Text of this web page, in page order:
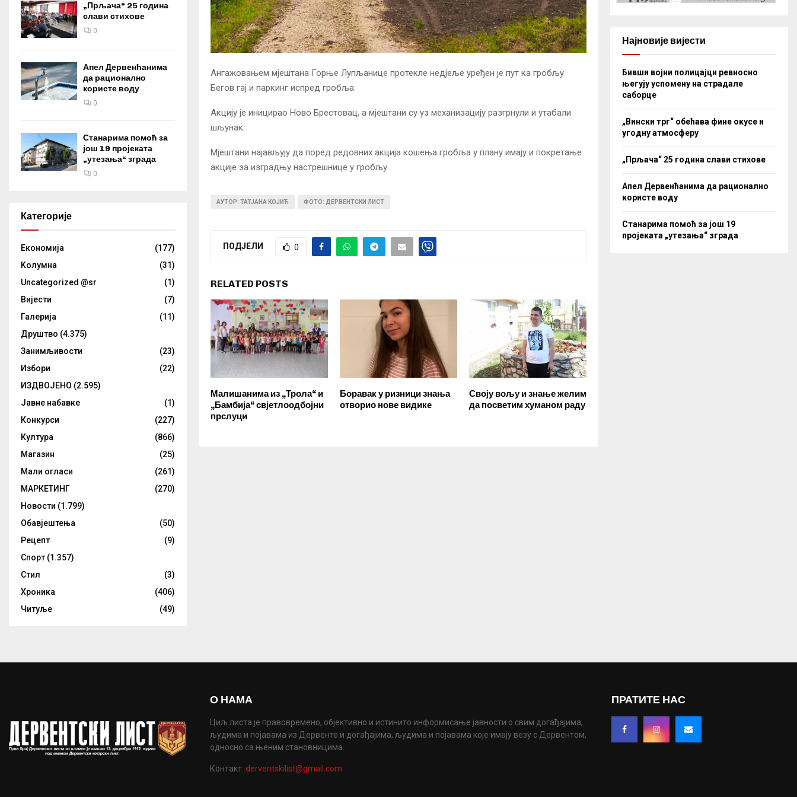
Ангажовањем мјештана Горње Лупљанице протекле недјеље уређен је пут ка гробљу
Бегов гај и паркинг испред гробља.
Акцију је иницирао Ново Брестовац, а мјештани су уз механизацију разгрнули и утабали
шљунак.
Мјештани најављују да поред редовних акција кошења гробља у плану имају и покретање
акције за изградњу настрешнице у гробљу.
АУТОР: ТАТЈАНА КОЈИЋ ФОТО: ДЕРВЕНТСКИ ЛИСТ
ПОДЈЕЛИ 0
RELATED POSTS
Малишанима из „Трола“ и
„Бамбија“ свјетлоодбојни
прслуци
Боравак у ризници знања
отворио нове видике
Своју вољу и знање желим
да посветим хуманом раду
„Прљача“ 25 година
слави стихове
0
Апел Дервенћанима
да рационално
користе воду
0
Станарима помоћ за
још 19 пројеката
„утезања“ зграда
0
Категорије
Eкономија
(177)
Kолумнa
(31)
Uncategorized @sr
(1)
Вијести
(7)
Галерија
(11)
Друштво (4.375)
Занимљивости
(23)
Избори
(22)
ИЗДВОЈЕНО (2.595)
Јавне набавке
(1)
Конкурси
(227)
Култура
(866)
Магазин
(25)
Мали огласи
(261)
МАРКЕТИНГ
(270)
Новости (1.799)
Обавјештења
(50)
Рецепт
(9)
Спорт (1.357)
Стил
(3)
Хроника
(406)
Читуље
(49)
Најновије вијести
Бивши војни полицајци ревносно
његују успомену на страдале
саборце
„Вински трг“ обећава фине окусе и
угодну атмосферу
„Прљача“ 25 година слави стихове
Апел Дервенћанима да рационално
користе воду
Станарима помоћ за још 19
пројеката „утезања“ зграда
О НАМА
Циљ листа је правовремено, објективно и истинито информисање јавности о свим догађајима,
људима и појавама из Дервенте и догађајима, људима и појавама које имају везу с Дервентом,
односно са њеним становницима.
Контакт: derventskilist@gmail.com
ПРАТИТЕ НАС